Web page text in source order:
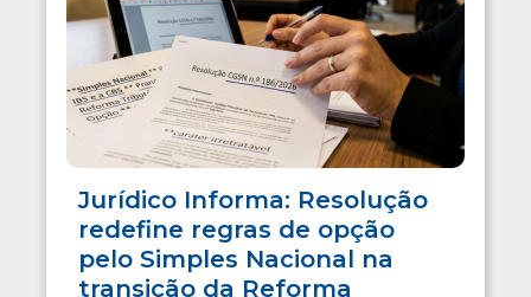
Jurídico Informa: Resolução
redefine regras de opção
pelo Simples Nacional na
transição da Reforma